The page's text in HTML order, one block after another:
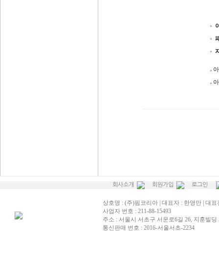
회사소개 회원가입 로그인
상호명 : (주)핌코리아 | 대표자 : 한영만 | 대표
사업자 번호 : 211-88-15493
주소 : 서울시 서초구 서운로6길 26, 지훈빌딩
통신판매 번호 : 2016-서울서초-2234